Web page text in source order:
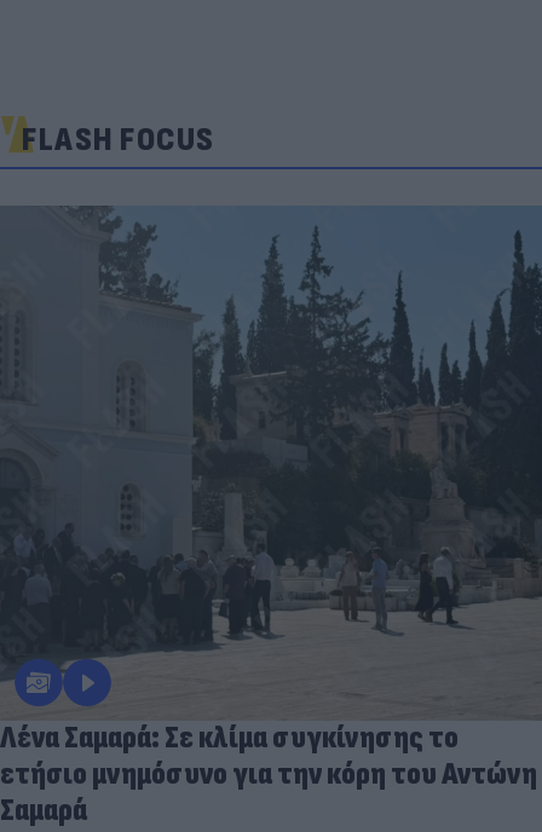
FLASH FOCUS
Λένα Σαμαρά: Σε κλίμα συγκίνησης το
ετήσιο μνημόσυνο για την κόρη του Αντώνη
Σαμαρά